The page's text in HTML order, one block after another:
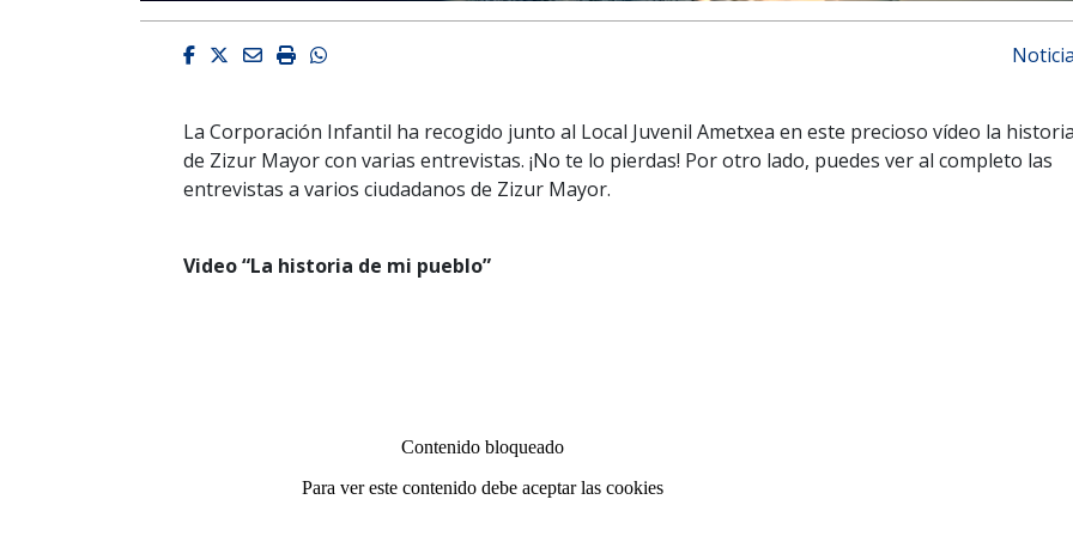
Facebook
Twitter
EmailImprimirWhatsapp
La Corporación Infantil ha recogido junto al Local Juvenil Ametxea en este precioso vídeo la
de Zizur Mayor con varias entrevistas. ¡No te lo pierdas! Por otro lado, puedes ver al completo las
entrevistas a varios ciudadanos de Zizur Mayor.
Video “La historia de mi pueblo”